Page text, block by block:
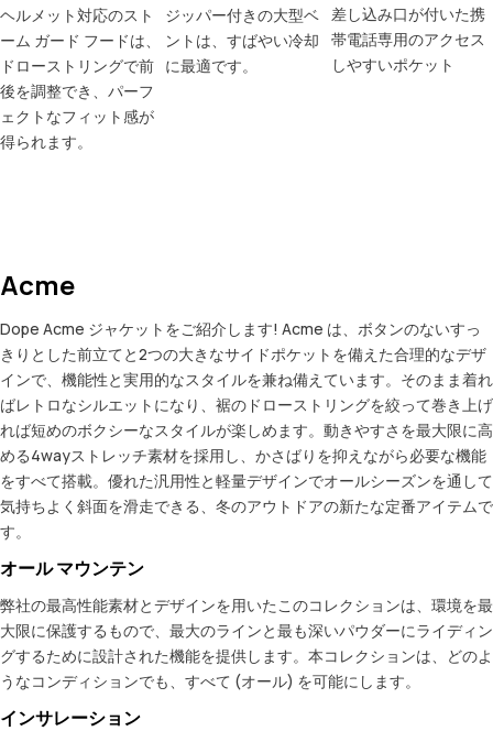
ヘルメット対応のスト
ーム ガード フードは、
ドローストリングで前
後を調整でき、パーフ
ェクトなフィット感が
得られます。
ジッパー付きの大型ベ
ントは、すばやい冷却
に最適です。
差し込み口が付いた携
帯電話専用のアクセス
しやすいポケット
Acme
Dope Acme ジャケットをご紹介します! Acme は、ボタンのないすっ
きりとした前立てと2つの大きなサイドポケットを備えた合理的なデザ
インで、機能性と実用的なスタイルを兼ね備えています。そのまま着れ
ばレトロなシルエットになり、裾のドローストリングを絞って巻き上げ
れば短めのボクシーなスタイルが楽しめます。動きやすさを最大限に高
める4wayストレッチ素材を採用し、かさばりを抑えながら必要な機能
をすべて搭載。優れた汎用性と軽量デザインでオールシーズンを通して
気持ちよく斜面を滑走できる、冬のアウトドアの新たな定番アイテムで
す。
オール マウンテン
弊社の最高性能素材とデザインを用いたこのコレクションは、環境を最
大限に保護するもので、最大のラインと最も深いパウダーにライディン
グするために設計された機能を提供します。本コレクションは、どのよ
うなコンディションでも、すべて (オール) を可能にします。
インサレーション